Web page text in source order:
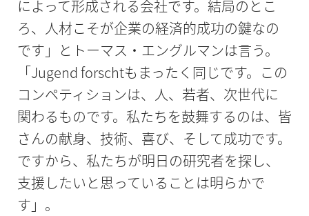
によって形成される会社です。結局のとこ
ろ、人材こそが企業の経済的成功の鍵なの
です」とトーマス・エングルマンは言う。
「Jugend forschtもまったく同じです。この
コンペティションは、人、若者、次世代に
関わるものです。私たちを鼓舞するのは、皆
さんの献身、技術、喜び、そして成功です。
ですから、私たちが明日の研究者を探し、
支援したいと思っていることは明らかで
す」。